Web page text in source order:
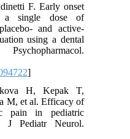
F. Early onset
a single dose of
and active-
using a dental
H, Kepak T,
M, et al. Efficacy of
pain in pediatric
J Pediatr Neurol.